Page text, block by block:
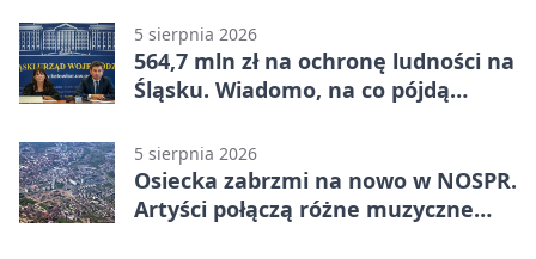
5 sierpnia 2026
564,7 mln zł na ochronę ludności na
Śląsku. Wiadomo, na co pójdą
5 sierpnia 2026
Osiecka zabrzmi na nowo w NOSPR.
Artyści połączą różne muzyczne